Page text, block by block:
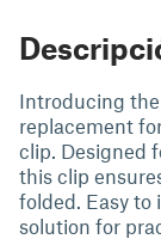
Introducing
replacement
clip. Designed
this clip
folded. Easy to
solution for